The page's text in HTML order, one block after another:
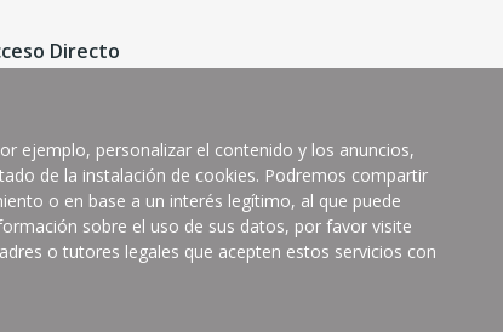
Directo
Vendidos
ejemplo, personalizar el contenido y los anuncios,
de la instalación de cookies. Podremos compartir
o en base a un interés legítimo, al que puede
sobre el uso de sus datos, por favor visite
o tutores legales que acepten estos servicios con